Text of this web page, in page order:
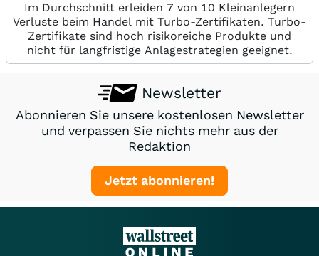
Im Durchschnitt erleiden 7 von 10 Kleinanlegern
Verluste beim Handel mit Turbo-Zertifikaten. Turbo-
Zertifikate sind hoch risikoreiche Produkte und
nicht für langfristige Anlagestrategien geeignet.
Newsletter
Abonnieren Sie unsere kostenlosen Newsletter
und verpassen Sie nichts mehr aus der
Redaktion
Jetzt abonnieren!